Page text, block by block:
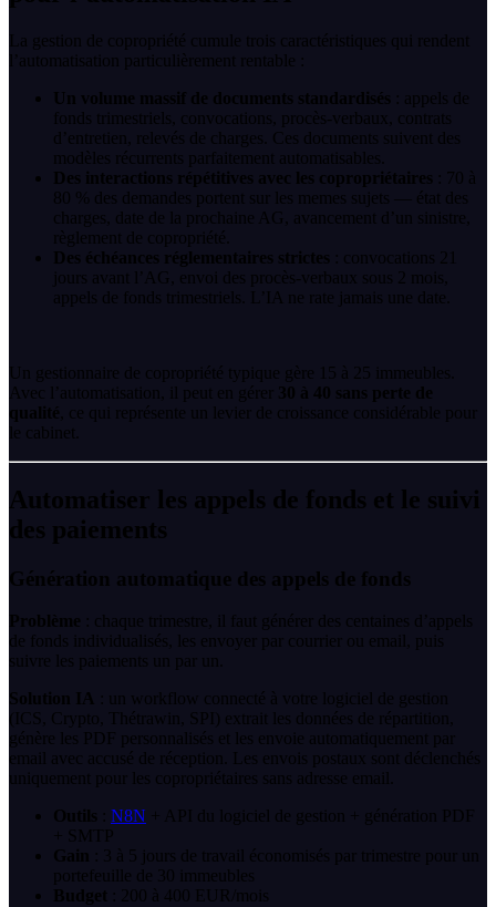
La gestion de copropriété cumule trois caractéristiques qui rendent
l’automatisation particulièrement rentable :
Un volume massif de documents standardisés : appels de
fonds trimestriels, convocations, procès-verbaux, contrats
d’entretien, relevés de charges. Ces documents suivent des
modèles récurrents parfaitement automatisables.
Des interactions répétitives avec les copropriétaires : 70 à
80 % des demandes portent sur les memes sujets — état des
charges, date de la prochaine AG, avancement d’un sinistre,
règlement de copropriété.
Des échéances réglementaires strictes : convocations 21
jours avant l’AG, envoi des procès-verbaux sous 2 mois,
appels de fonds trimestriels. L’IA ne rate jamais une date.
Un gestionnaire de copropriété typique gère 15 à 25 immeubles.
Avec l’automatisation, il peut en gérer 30 à 40 sans perte de
qualité , ce qui représente un levier de croissance considérable pour
le cabinet.
Automatiser les appels de fonds et le suivi
des paiements
Génération automatique des appels de fonds
Problème : chaque trimestre, il faut générer des centaines d’appels
de fonds individualisés, les envoyer par courrier ou email, puis
suivre les paiements un par un.
Solution IA
: un workflow connecté à votre logiciel de gestion
(ICS, Crypto, Thétrawin, SPI) extrait les données de répartition,
génère les PDF personnalisés et les envoie automatiquement par
email avec accusé de réception. Les envois postaux sont déclenchés
uniquement pour les copropriétaires sans adresse email.
Outils
N8N + API du logiciel de gestion + génération PDF
+ SMTP
Gain : 3 à 5 jours de travail économisés par trimestre pour un
portefeuille de 30 immeubles
Budget : 200 à 400 EUR/mois